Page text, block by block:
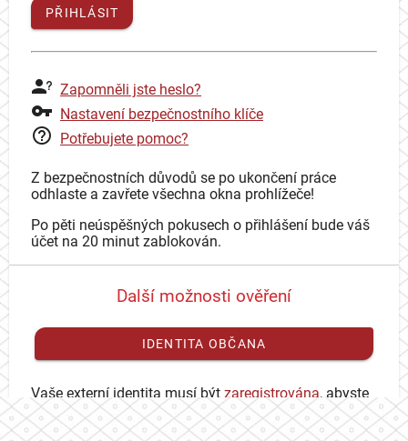
PŘIHLÁSIT
Zapomněli jste heslo?
Nastavení bezpečnostního klíče
Potřebujete pomoc?
Z bezpečnostních důvodů se po ukončení práce
odhlaste a zavřete všechna okna prohlížeče!
Po pěti neúspěšných pokusech o přihlášení bude váš
účet na 20 minut zablokován.
Další možnosti ověření
IDENTITA OBČANA
Vaše externí identita musí být zaregistrována, abyste
se mohli přihlásit ke svému CAS účtu.